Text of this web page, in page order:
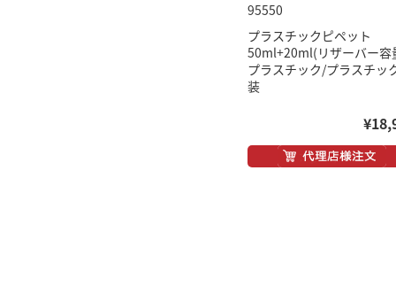
95550
プラスチックピペット
50ml+20ml(リザーバー容
プラスチック/プラスチッ
装